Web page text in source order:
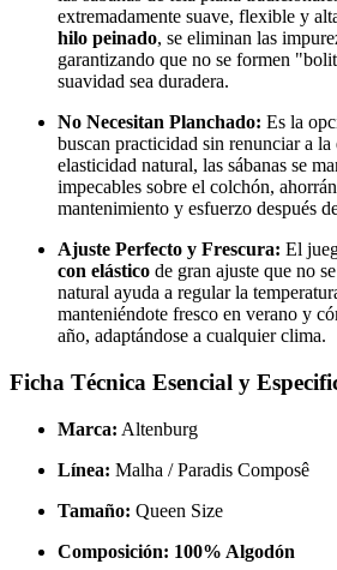
extremadamente suave, flexible y
hilo peinado, se eliminan las
garantizando que no se formen
suavidad sea duradera.
No Necesitan Planchado: Es la
buscan practicidad sin renunciar a la
elasticidad natural, las sábanas se
impecables sobre el colchón,
mantenimiento y esfuerzo después
Ajuste Perfecto y Frescura: El
con elástico de gran ajuste que no
natural ayuda a regular la
manteniéndote fresco en verano y
año, adaptándose a cualquier clima.
Ficha Técnica Esencial y
Marca: Altenburg
Línea: Malha / Paradis Composê
Tamaño: Queen Size
Composición: 100% Algodón